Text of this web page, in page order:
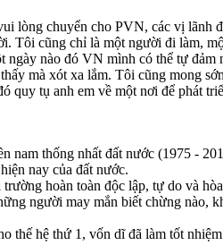
lòng chuyển cho PVN, các vị lãnh
Tôi cũng chỉ là một người đi làm,
ngày nào đó VN mình có thể tự đảm
mà xót xa lắm. Tôi cũng mong
quy tụ anh em về một nơi để phát
thống nhất đất nước (1975 -
nay của đất nước.
hoàn toàn độc lập, tự do và
người may mắn biết chừng nào,
thế hệ thứ 1, vốn dĩ đã làm tốt